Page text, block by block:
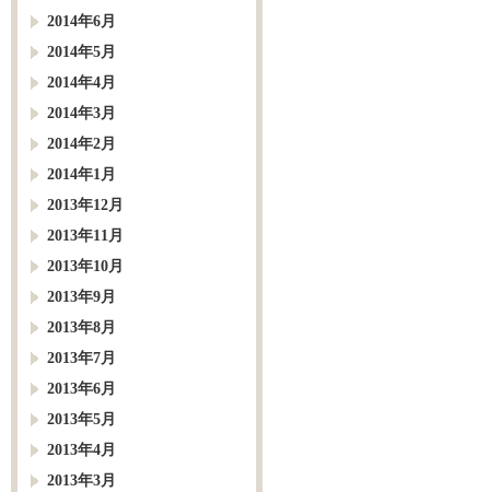
2014年6月
2014年5月
2014年4月
2014年3月
2014年2月
2014年1月
2013年12月
2013年11月
2013年10月
2013年9月
2013年8月
2013年7月
2013年6月
2013年5月
2013年4月
2013年3月